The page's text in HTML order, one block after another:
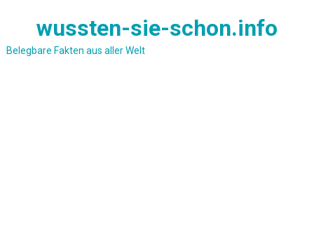
wussten-sie-schon.info
Belegbare Fakten aus aller Welt